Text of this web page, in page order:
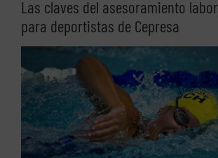
Las claves del asesoramiento
para deportistas de Cepresa
imagen
más
grande